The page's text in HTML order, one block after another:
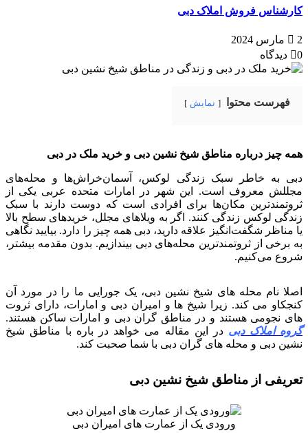
کارشناس فروش املاک دبی
2 مارس 2024
0 دیدگاه
فهرست محتوا نمایش
همه چیز درباره مناطق شیخ نشین دبی و خرید ملک در دبی
دبی به خاطر سبک زندگی لوکس، آسمان‌خراش‌ها و محله‌های
مجللش معروف است. این شهر در امارات متحده عربی یکی از
ثروتمندترین مکان‌ها برای افرادی است که دوست دارند با سبک
زندگی لوکس زندگی کنند. اگر به ویلاهای مجلل، خریدهای سطح بالا
یا مناظر شگفت‌انگیز علاقه دارید، دبی همه چیز را دارد. بیایید نگاهی
به برخی از ثروتمندترین محله‌های دبی بیندازیم. بدون مقدمه بیشتر،
شروع می‌کنیم.
اصلا نام محله های شیخ نشین دبی، یک جورایی ما را در مورد آن
کنجکاو می کند. زیرا شیخ ها و امیران دبی و امارات، دارای ثروت
های نجومی هستند و در مناطق گران دبی و امارات ساکن هستند.
گروه املاک دبی در این مقاله می خواهد در باره با مناطق شیخ
نشین دبی و محله های گران دبی با شما صحبت کند.
تعریفی از مناطق شیخ نشین دبی
ورودی یک از عمارت های امیران دبی